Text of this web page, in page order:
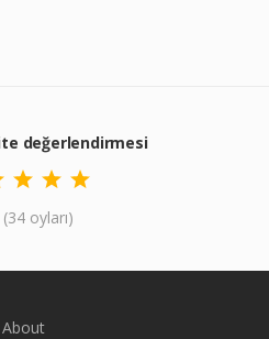
değerlendirmesi
(34 oyları)
About